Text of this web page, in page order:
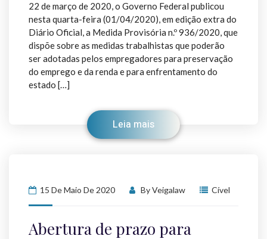
22 de março de 2020, o Governo Federal publicou
nesta quarta-feira (01/04/2020), em edição extra do
Diário Oficial, a Medida Provisória n.º 936/2020, que
dispõe sobre as medidas trabalhistas que poderão
ser adotadas pelos empregadores para preservação
do emprego e da renda e para enfrentamento do
estado […]
Leia mais
15 De Maio De 2020 ByVeigalaw Cível
Abertura de prazo para